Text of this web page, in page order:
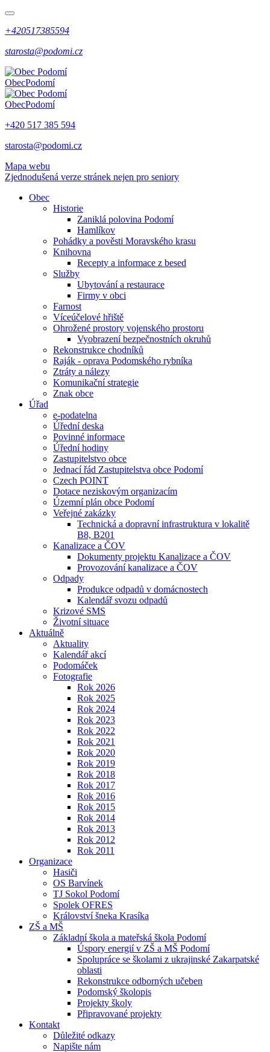
+420517385594
starosta@podomi.cz
ObecPodomí
ObecPodomí
+420 517 385 594
starosta@podomi.cz
Mapa webu
Zjednodušená verze stránek nejen pro seniory
Obec
Historie
Zaniklá polovina Podomí
Hamlíkov
Pohádky a pověsti Moravského krasu
Knihovna
Recepty a informace z besed
Služby
Ubytování a restaurace
Firmy v obci
Farnost
Víceúčelové hřiště
Ohrožené prostory vojenského prostoru
Vyobrazení bezpečnostních okruhů
Rekonstrukce chodníků
Raják - oprava Podomského rybníka
Ztráty a nálezy
Komunikační strategie
Znak obce
Úřad
e-podatelna
Úřední deska
Povinné informace
Úřední hodiny
Zastupitelstvo obce
Jednací řád Zastupitelstva obce Podomí
Czech POINT
Dotace neziskovým organizacím
Územní plán obce Podomí
Veřejné zakázky
Technická a dopravní infrastruktura v lokalitě
B8, B201
Kanalizace a ČOV
Dokumenty projektu Kanalizace a ČOV
Provozování kanalizace a ČOV
Odpady
Produkce odpadů v domácnostech
Kalendář svozu odpadů
Krizové SMS
Životní situace
Aktuálně
Aktuality
Kalendář akcí
Podomáček
Fotografie
Rok 2026
Rok 2025
Rok 2024
Rok 2023
Rok 2022
Rok 2021
Rok 2020
Rok 2019
Rok 2018
Rok 2017
Rok 2016
Rok 2015
Rok 2014
Rok 2013
Rok 2012
Rok 2011
Organizace
Hasiči
OS Barvínek
TJ Sokol Podomí
Spolek OFRES
Království šneka Krasíka
ZŠ a MŠ
Základní škola a mateřská škola Podomí
Úspory energií v ZŠ a MŠ Podomí
Spolupráce se školami z ukrajinské Zakarpatské
oblasti
Rekonstrukce odborných učeben
Podomský školopis
Projekty školy
Připravované projekty
Kontakt
Důležité odkazy
Napište nám